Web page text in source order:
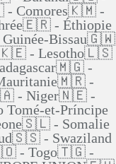
- Comores🇰🇲 -
- Éthiopie
Bissau🇬🇼
- Lesotho🇱🇸
-
-
- Niger🇳🇪 -
et-Príncipe
- Somalie
- Swaziland
- Togo🇹🇬 -